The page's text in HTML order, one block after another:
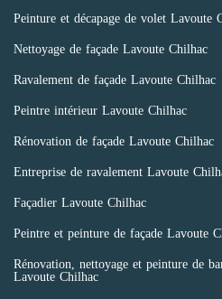
Peinture et décapage de volet Lavoute
Nettoyage de façade Lavoute Chilhac
Ravalement de façade Lavoute Chilhac
Peintre intérieur Lavoute Chilhac
Rénovation de façade Lavoute Chilhac
Entreprise de ravalement Lavoute
Façadier Lavoute Chilhac
Peintre et peinture de façade Lavoute
Rénovation, nettoyage et peinture de
Lavoute Chilhac